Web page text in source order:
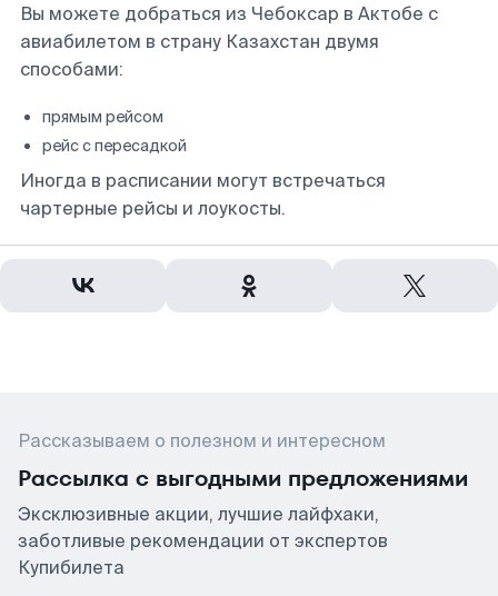
Вы можете добраться из Чебоксар в Актобе с
авиабилетом в страну Казахстан двумя
способами:
прямым рейсом
рейс с пересадкой
Иногда в расписании могут встречаться
чартерные рейсы и лоукосты.
Рассказываем о полезном и интересном
Рассылка с выгодными предложениями
Эксклюзивные акции, лучшие лайфхаки,
заботливые рекомендации от экспертов
Купибилета